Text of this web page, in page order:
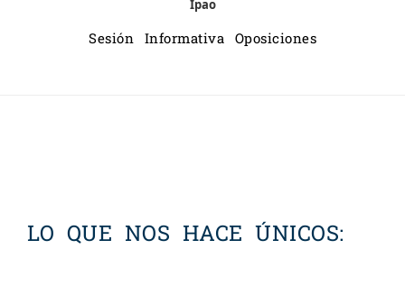
Ipao
Sesión Informativa Oposiciones
LO QUE NOS HACE ÚNICOS: